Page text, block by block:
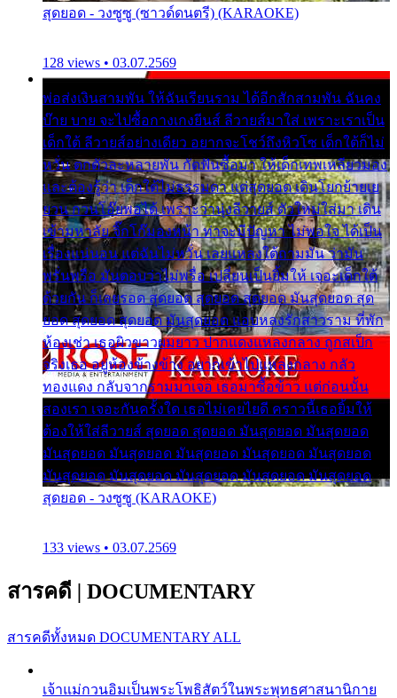
สุดยอด - วงซูซู (ซาวด์ดนตรี) (KARAOKE)
128 views • 03.07.2569
พ่อส่งเงินสามพัน ให้ฉันเรียนราม ได้อีกสักสามพัน ฉันคง
บ๊าย บาย จะไปซื้อกางเกงยีนส์ ลีวายส์มาใส่ เพราะเราเป็น
เด็กใต้ ลีวายส์อย่างเดียว อยากจะโชว์ถึงหิวโซ เด็กใต้ก็ไม่
หวั่น ตกตัวละหลายพัน กัดฟันซื้อมา ให้เด็กเทพเหลียวมอง
และต้องรู้ว่า เด็กใต้ไม่ธรรมดา แต่สุดยอด เดินโยกย้ายเย
ยวน กวนโอ๊ยพอได้ เพราะว่านุ่งลีวายส์ ตัวใหม่ใส่มา เดิน
เข้ามหาลัย จิ๊กโก๊มองหน้า ท่าจะมีปัญหา ไม่พอใจ ได้เป็น
เรื่องแน่นอน แต่ฉันไม่หวั่น เลยแหลงใต้ถามมัน ว่ามัน
พรั่นพรือ มันตอบว่าไม่พรื่อ เปลี่ยนเป็นยิ้มให้ เจอะเด็กใต้
ด้วยกัน ก็เลยรอด สุดยอด สุดยอด สุดยอด มันสุดยอด สุด
ยอด สุดยอด สุดยอด มันสุดยอด แอบหลงรักสาวราม ที่พัก
ห้องเช่า เธอผิวขาวผมยาว ปากแดงแหลงกลาง ถูกสเป็ก
จริงเธอ อยู่ห้องข้างข้าง อยากเข้าไปแหลงกลาง กลัว
ทองแดง กลับจากรามมาเจอ เธอมาซื้อข้าว แต่ก่อนนั้น
สองเรา เจอะกันครั้งใด เธอไม่เคยไยดี คราวนี้เธอยิ้มให้
ต้องให้ใส่ลีวายส์ สุดยอด สุดยอด มันสุดยอด มันสุดยอด
มันสุดยอด มันสุดยอด มันสุดยอด มันสุดยอด มันสุดยอด
มันสุดยอด มันสุดยอด มันสุดยอด มันสุดยอด มันสุดยอด
สุดยอด - วงซูซู (KARAOKE)
133 views • 03.07.2569
สารคดี | DOCUMENTARY
สารคดีทั้งหมด DOCUMENTARY ALL
เจ้าแม่กวนอิมเป็นพระโพธิสัตว์ในพระพุทธศาสนานิกาย